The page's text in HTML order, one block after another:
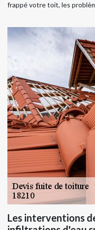
frappé votre toit, les
Les interventions